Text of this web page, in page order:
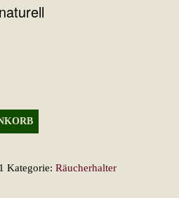
Kategorie:Räucherhalter